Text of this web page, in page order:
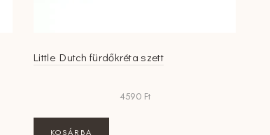
Little Dutch fürdőkréta szett
4590 Ft
KOSÁRBA